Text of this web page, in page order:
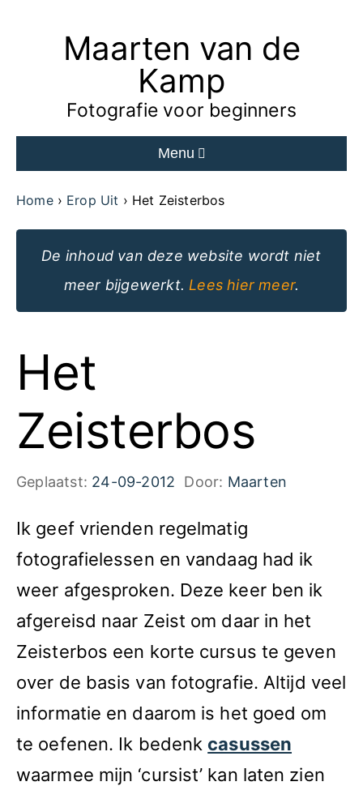
Maarten van de
Kamp
Fotografie voor beginners
Menu
Home Erop Uit Het Zeisterbos
De inhoud van deze website wordt niet
meer bijgewerkt. Lees hier meer.
Het
Zeisterbos
Geplaatst: 24-09-2012 Door: Maarten
Ik geef vrienden regelmatig
fotografielessen en vandaag had ik
weer afgesproken. Deze keer ben ik
afgereisd naar Zeist om daar in het
Zeisterbos een korte cursus te geven
over de basis van fotografie. Altijd veel
informatie en daarom is het goed om
te oefenen. Ik bedenk casussen
waarmee mijn ‘cursist’ kan laten zien